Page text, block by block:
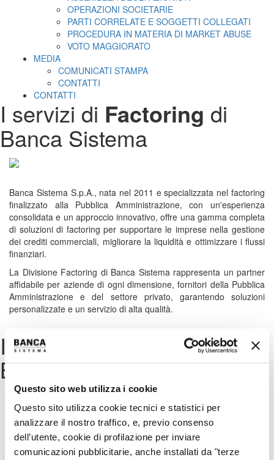
Questo sito web utilizza i cookie
Questo sito utilizza cookie tecnici e statistici per
analizzare il nostro traffico, e, previo consenso
dell’utente, cookie di profilazione per inviare
comunicazioni pubblicitarie, anche installati da "terze
OPERAZIONI SOCIETARIE
PARTI CORRELATE E SOGGETTI COLLEGATI
PROCEDURA IN MATERIA DI MARKET ABUSE
VOTO MAGGIORATO
MEDIA
COMUNICATI STAMPA
CONTATTI
CONTATTI
I servizi di Factoring di
Banca Sistema
Banca Sistema S.p.A., nata nel 2011 e specializzata nel factoring
finalizzato alla Pubblica Amministrazione, con un'esperienza
consolidata e un approccio innovativo, offre una gamma completa
di soluzioni di factoring per supportare le imprese nella gestione
dei crediti commerciali, migliorare la liquidità e ottimizzare i flussi
finanziari.
La Divisione Factoring di Banca Sistema rappresenta un partner
affidabile per aziende di ogni dimensione, fornitori della Pubblica
Amministrazione e del settore privato, garantendo soluzioni
personalizzate e un servizio di alta qualità.
I servizi di Factoring di
Banca Sistema
Factoring Pro Soluto
Questo servizio consente alle aziende di trasferire definitivamente
i propri crediti commerciali a Banca Sistema, riducendo i rischi di
insolvenza e migliorando la prevedibilità dei flussi di cassa.